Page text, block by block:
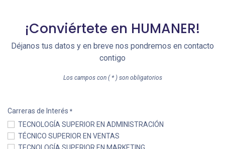
¡Conviértete en HUMANER!
Déjanos tus datos y en breve nos pondremos en contacto
contigo
Los campos con ( * ) son obligatorios
Carreras de Interés *
TECNOLOGÍA SUPERIOR EN ADMINISTRACIÓN
TÉCNICO SUPERIOR EN VENTAS